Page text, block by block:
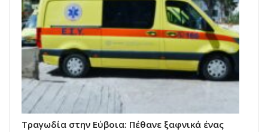
Τραγωδία στην Εύβοια: Πέθανε ξαφνικά ένας